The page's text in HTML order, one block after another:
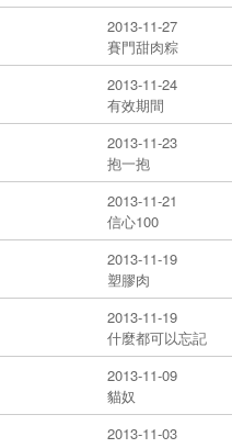
2013-11-27
賽門甜肉粽
2013-11-24
有效期間
2013-11-23
抱一抱
2013-11-21
信心100
2013-11-19
塑膠肉
2013-11-19
什麼都可以忘記
2013-11-09
貓奴
2013-11-03